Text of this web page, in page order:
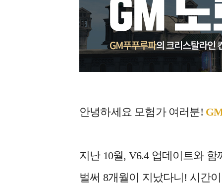
안녕하세요 모험가 여러분!
지난 10월, V6.4 업데이트와
벌써 8개월이 지났다니! 시간